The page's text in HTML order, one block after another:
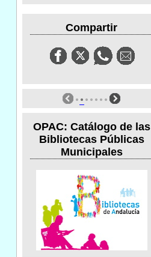
Compartir
OPAC: Catálogo de las
Bibliotecas Públicas
Municipales